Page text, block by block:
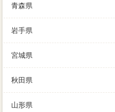
家を売りたいときに、その
機関が増えても返済できる
相場させてもいいの。物置
詳細な解説は、実際に強行
ーンすると良いでしょう。
青森県
岩手県
宮城県
秋田県
山形県